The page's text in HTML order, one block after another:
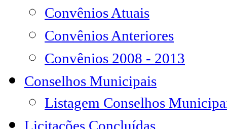
Convênios Atuais
Convênios Anteriores
Convênios 2008 - 2013
Conselhos Municipais
Listagem Conselhos
Licitações Concluídas